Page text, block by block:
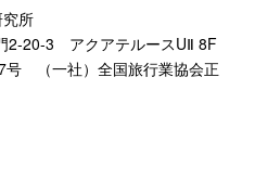
所
2-20-3 アクアテルースUⅡ 8F
号 （一社）全国旅行業協会正